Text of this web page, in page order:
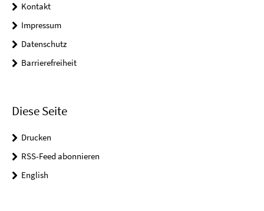
Kontakt
Impressum
Datenschutz
Barrierefreiheit
Diese Seite
Drucken
RSS-Feed abonnieren
English